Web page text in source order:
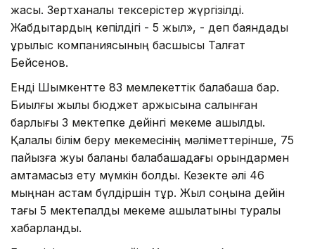
жақсы. Зертханалық тексерістер жүргізілді.
Жабдықтардың кепілдігі - 5 жыл», - деп баяндады
құрылыс компаниясының басшысы Талғат
Бейсенов.
Енді Шымкентте 83 мемлекеттік балабақша бар.
Биылғы жылы бюджет қаржысына салынған
барлығы 3 мектепке дейінгі мекеме ашылды.
Қалалық білім беру мекемесінің мәліметтерінше, 75
пайызға жуық баланы балабақшадағы орындармен
қамтамасыз ету мүмкін болды. Кезекте әлі 46
мыңнан астам бүлдіршін тұр. Жыл соңына дейін
тағы 5 мектепалды мекеме ашылатыны туралы
хабарланды.